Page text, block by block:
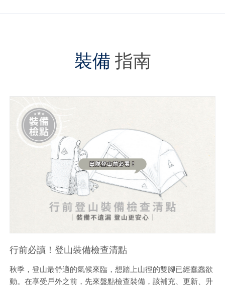
裝備 指南
行前必讀！登山裝備檢查清點
秋季，登山最舒適的氣候來臨，想踏上山徑的雙腳已經蠢蠢欲
動。在享受戶外之前，先來盤點檢查裝備，該補充、更新、升